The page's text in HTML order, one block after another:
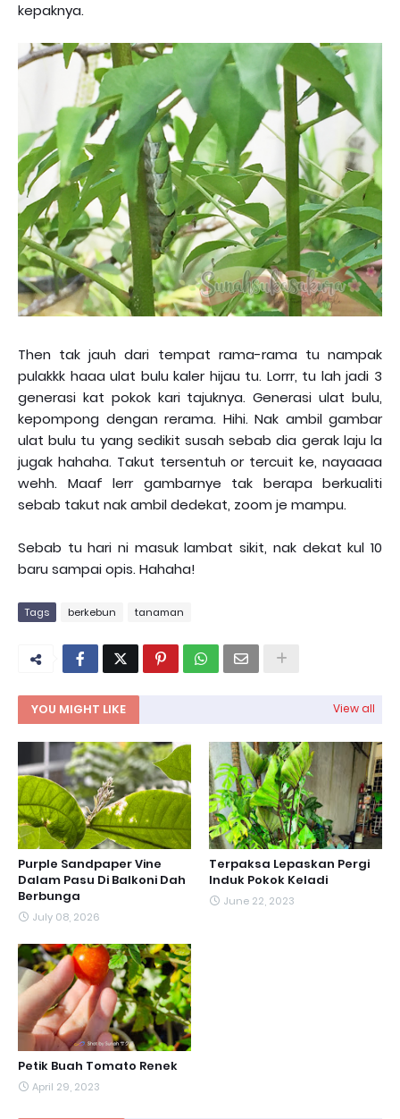
kepaknya.
Then tak jauh dari tempat rama-rama tu nampak
pulakkk haaa ulat bulu kaler hijau tu. Lorrr, tu lah jadi 3
generasi kat pokok kari tajuknya. Generasi ulat bulu,
kepompong dengan rerama. Hihi. Nak ambil gambar
ulat bulu tu yang sedikit susah sebab dia gerak laju la
jugak hahaha. Takut tersentuh or tercuit ke, nayaaaa
wehh. Maaf lerr gambarnye tak berapa berkualiti
sebab takut nak ambil dedekat, zoom je mampu.
Sebab tu hari ni masuk lambat sikit, nak dekat kul 10
baru sampai opis. Hahaha!
Tags berkebun tanaman
YOU MIGHT LIKE View all
Purple Sandpaper Vine
Dalam Pasu Di Balkoni Dah
Berbunga
July 08, 2026
Terpaksa Lepaskan Pergi
Induk Pokok Keladi
June 22, 2023
Petik Buah Tomato Renek
April 29, 2023